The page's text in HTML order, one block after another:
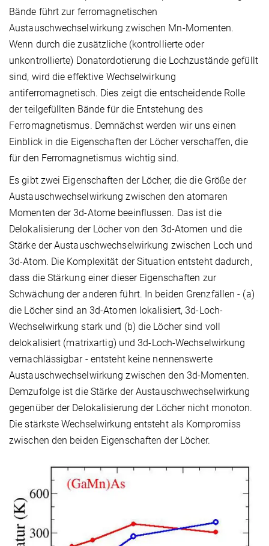
Bände führt zur ferromagnetischen
Austauschwechselwirkung zwischen Mn-Momenten.
Wenn durch die zusätzliche (kontrollierte oder
unkontrollierte) Donatordotierung die Lochzustände gefüllt
sind, wird die effektive Wechselwirkung
antiferromagnetisch. Dies zeigt die entscheidende Rolle
der teilgefüllten Bände für die Entstehung des
Ferromagnetismus. Demnächst werden wir uns einen
Einblick in die Eigenschaften der Löcher verschaffen, die
für den Ferromagnetismus wichtig sind.
Es gibt zwei Eigenschaften der Löcher, die die Größe der
Austauschwechselwirkung zwischen den atomaren
Momenten der 3d-Atome beeinflussen. Das ist die
Delokalisierung der Löcher von den 3d-Atomen und die
Stärke der Austauschwechselwirkung zwischen Loch und
3d-Atom. Die Komplexität der Situation entsteht dadurch,
dass die Stärkung einer dieser Eigenschaften zur
Schwächung der anderen führt. In beiden Grenzfällen - (a)
die Löcher sind an 3d-Atomen lokalisiert, 3d-Loch-
Wechselwirkung stark und (b) die Löcher sind voll
delokalisiert (matrixartig) und 3d-Loch-Wechselwirkung
vernachlässigbar - entsteht keine nennenswerte
Austauschwechselwirkung zwischen den 3d-Momenten.
Demzufolge ist die Stärke der Austauschwechselwirkung
gegenüber der Delokalisierung der Löcher nicht monoton.
Die stärkste Wechselwirkung entsteht als Kompromiss
zwischen den beiden Eigenschaften der Löcher.